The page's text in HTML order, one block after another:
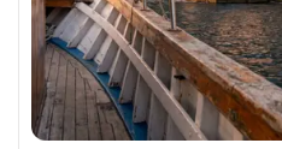
Natur verbindet.